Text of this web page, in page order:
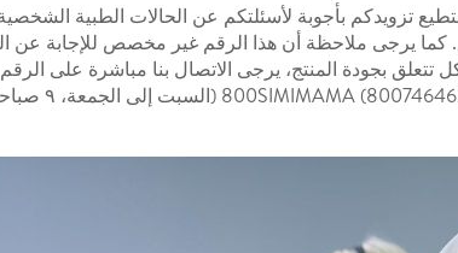
تزويدكم بأجوبة لأسئلتكم عن الحالات الطبية
يرجى ملاحظة أن هذا الرقم غير مخصص للإجابة عن
تتعلق بجودة المنتج، يرجى الاتصال بنا مباشرة على